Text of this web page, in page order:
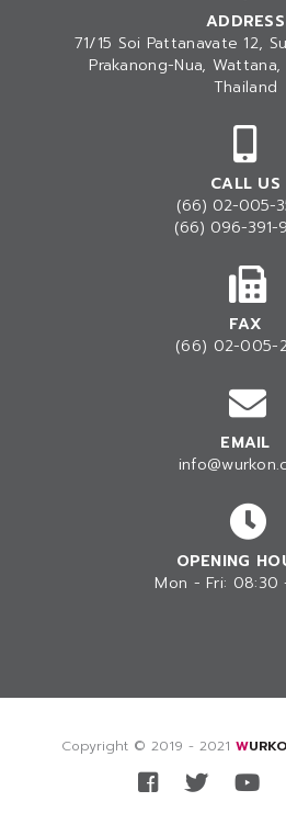
ADDRESS
71/15 Soi Pattanavate 12,
Prakanong-Nua, Wattana,
Thailand
CALL US
(66) 02-005-
(66) 096-391-
FAX
(66) 02-005-
EMAIL
OPENING
Mon - Fri: 08:30
Copyright © 2019 - 2021